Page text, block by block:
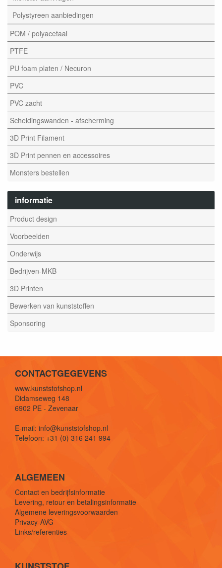
Polystyreen aanbiedingen
POM / polyacetaal
PTFE
PU foam platen / Necuron
PVC
PVC zacht
Scheidingswanden - afscherming
3D Print Filament
3D Print pennen en accessoires
Monsters bestellen
informatie
Product design
Voorbeelden
Onderwijs
Bedrijven-MKB
3D Printen
Bewerken van kunststoffen
Sponsoring
CONTACTGEGEVENS
www.kunststofshop.nl
Didamseweg 148
6902 PE - Zevenaar
E-mail: info@kunststofshop.nl
Telefoon: +31 (0) 316 241 994
ALGEMEEN
Contact en bedrijfsinformatie
Levering, retour en betalingsinformatie
Algemene leveringsvoorwaarden
Privacy-AVG
Links/referenties